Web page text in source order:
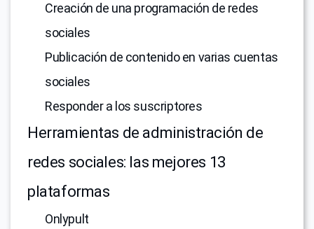
Creación de una programación de redes
sociales
Publicación de contenido en varias cuentas
sociales
Responder a los suscriptores
Herramientas de administración de
redes sociales: las mejores 13
plataformas
Onlypult